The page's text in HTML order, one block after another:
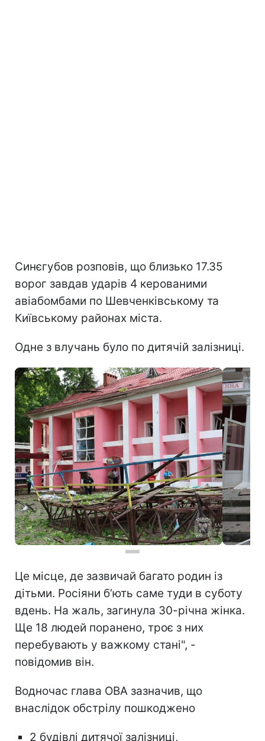
Синєгубов розповів, що близько 17.35
ворог завдав ударів 4 керованими
авіабомбами по Шевченківському та
Київському районах міста.
Одне з влучань було по дитячій залізниці.
Це місце, де зазвичай багато родин із
дітьми. Росіяни б’ють саме туди в суботу
вдень. На жаль, загинула 30-річна жінка.
Ще 18 людей поранено, троє з них
перебувають у важкому стані", -
повідомив він.
Водночас глава ОВА зазначив, що
внаслідок обстрілу пошкоджено
2 будівлі дитячої залізниці,